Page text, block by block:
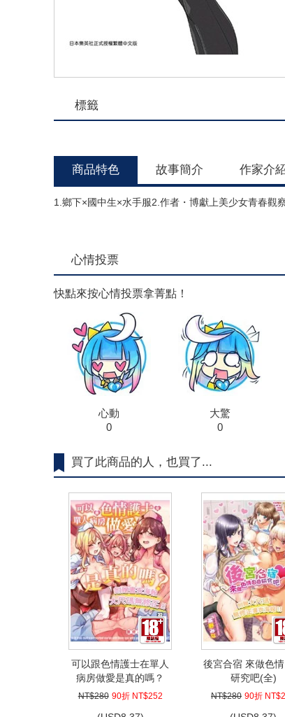
標籤
商品特色 故事簡介 作家介
1.鄉下×國中生×水手服2.作者・博獻上美少女青春觀
心情投票
快點來按心情投票拿菁點！
心動
0
大驚
0
買了此商品的人，也買了...
可以跟色情護士在單人
病房做愛是真的嗎？
(全)
NT$280 90折 NT$252
後宮合宿 來做色
研究吧(全)
NT$280 90折